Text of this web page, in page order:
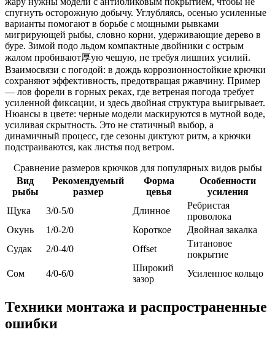
спугнуть осторожную добычу. Углубляясь, осенью усиленные
варианты помогают в борьбе с мощными рывками
мигрирующей рыбы, словно корни, удерживающие дерево в
буре. Зимой подо льдом компактные двойники с острым
жалом пробивают厚ую чешую, не требуя лишних усилий.
Взаимосвязи с погодой: в дождь коррозионностойкие крючки
сохраняют эффективность, предотвращая ржавчину. Пример
— лов форели в горных реках, где ветреная погода требует
усиленной фиксации, и здесь двойная структура выигрывает.
Нюансы в цвете: черные модели маскируются в мутной воде,
усиливая скрытность. Это не статичный выбор, а
динамичный процесс, где сезоны диктуют ритм, а крючки
подстраиваются, как листья под ветром.
Сравнение размеров крючков для популярных видов рыбы
Вид
рыбы
Рекомендуемый
размер
Форма
цевья
Особенности
усиления
Щука
3/0-5/0 Длинное
Ребристая
проволока
Окунь
1/0-2/0 Короткое
Двойная закалка
Судак
2/0-4/0 Offset
Титановое
покрытие
Сом
4/0-6/0
Широкий
зазор
Усиленное кольцо
Техники монтажа и распространенные
ошибки